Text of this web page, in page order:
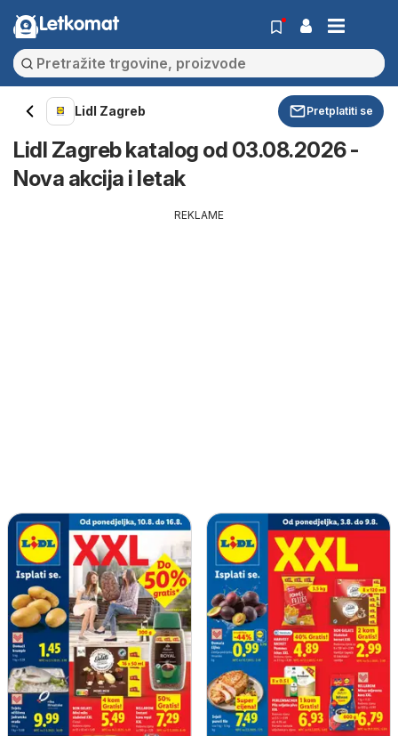
Letkomat
Lidl Zagreb Pretplatiti se
Lidl Zagreb katalog od 03.08.2026 -
Nova akcija i letak
REKLAME